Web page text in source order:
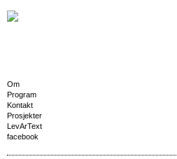
Om
Program
Kontakt
Prosjekter
LevArText
facebook